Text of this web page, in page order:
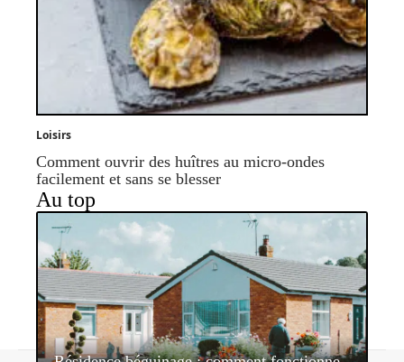
Loisirs
Comment ouvrir des huîtres au micro-ondes
facilement et sans se blesser
Au top